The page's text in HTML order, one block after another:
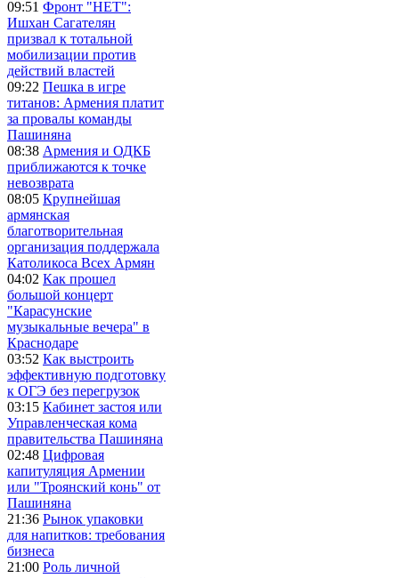
09:51 Фронт "НЕТ":
Ишхан Сагателян
призвал к тотальной
мобилизации против
действий властей
09:22 Пешка в игре
титанов: Армения платит
за провалы команды
Пашиняна
08:38 Армения и ОДКБ
приближаются к точке
невозврата
08:05 Крупнейшая
армянская
благотворительная
организация поддержала
Католикоса Всех Армян
04:02 Как прошел
большой концерт
"Карасунские
музыкальные вечера" в
Краснодаре
03:52 Как выстроить
эффективную подготовку
к ОГЭ без перегрузок
03:15 Кабинет застоя или
Управленческая кома
правительства Пашиняна
02:48 Цифровая
капитуляция Армении
или "Троянский конь" от
Пашиняна
21:36 Рынок упаковки
для напитков: требования
бизнеса
21:00 Роль личной